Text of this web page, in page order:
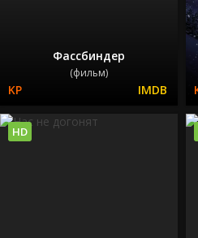
Фассбиндер
(фильм)
HD